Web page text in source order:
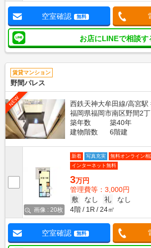
空室確認 無料
お店にLINEで相談す
賃貸マンション
野間パレス
NEW
西鉄天神大牟田線/高宮駅
福岡県福岡市南区野間2丁
築年数
築40年
建物階数
6階建
画像 : 20枚
新着 写真充実
無料オンライン相
インターネット無料
3万円
管理費等：3,000円
敷
なし 礼
なし
4階
1R 24㎡
空室確認 無料